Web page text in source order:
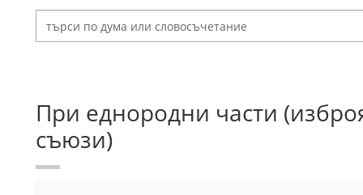
При еднородни части
съюзи)